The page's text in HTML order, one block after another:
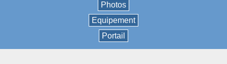
Photos
Equipement
Portail